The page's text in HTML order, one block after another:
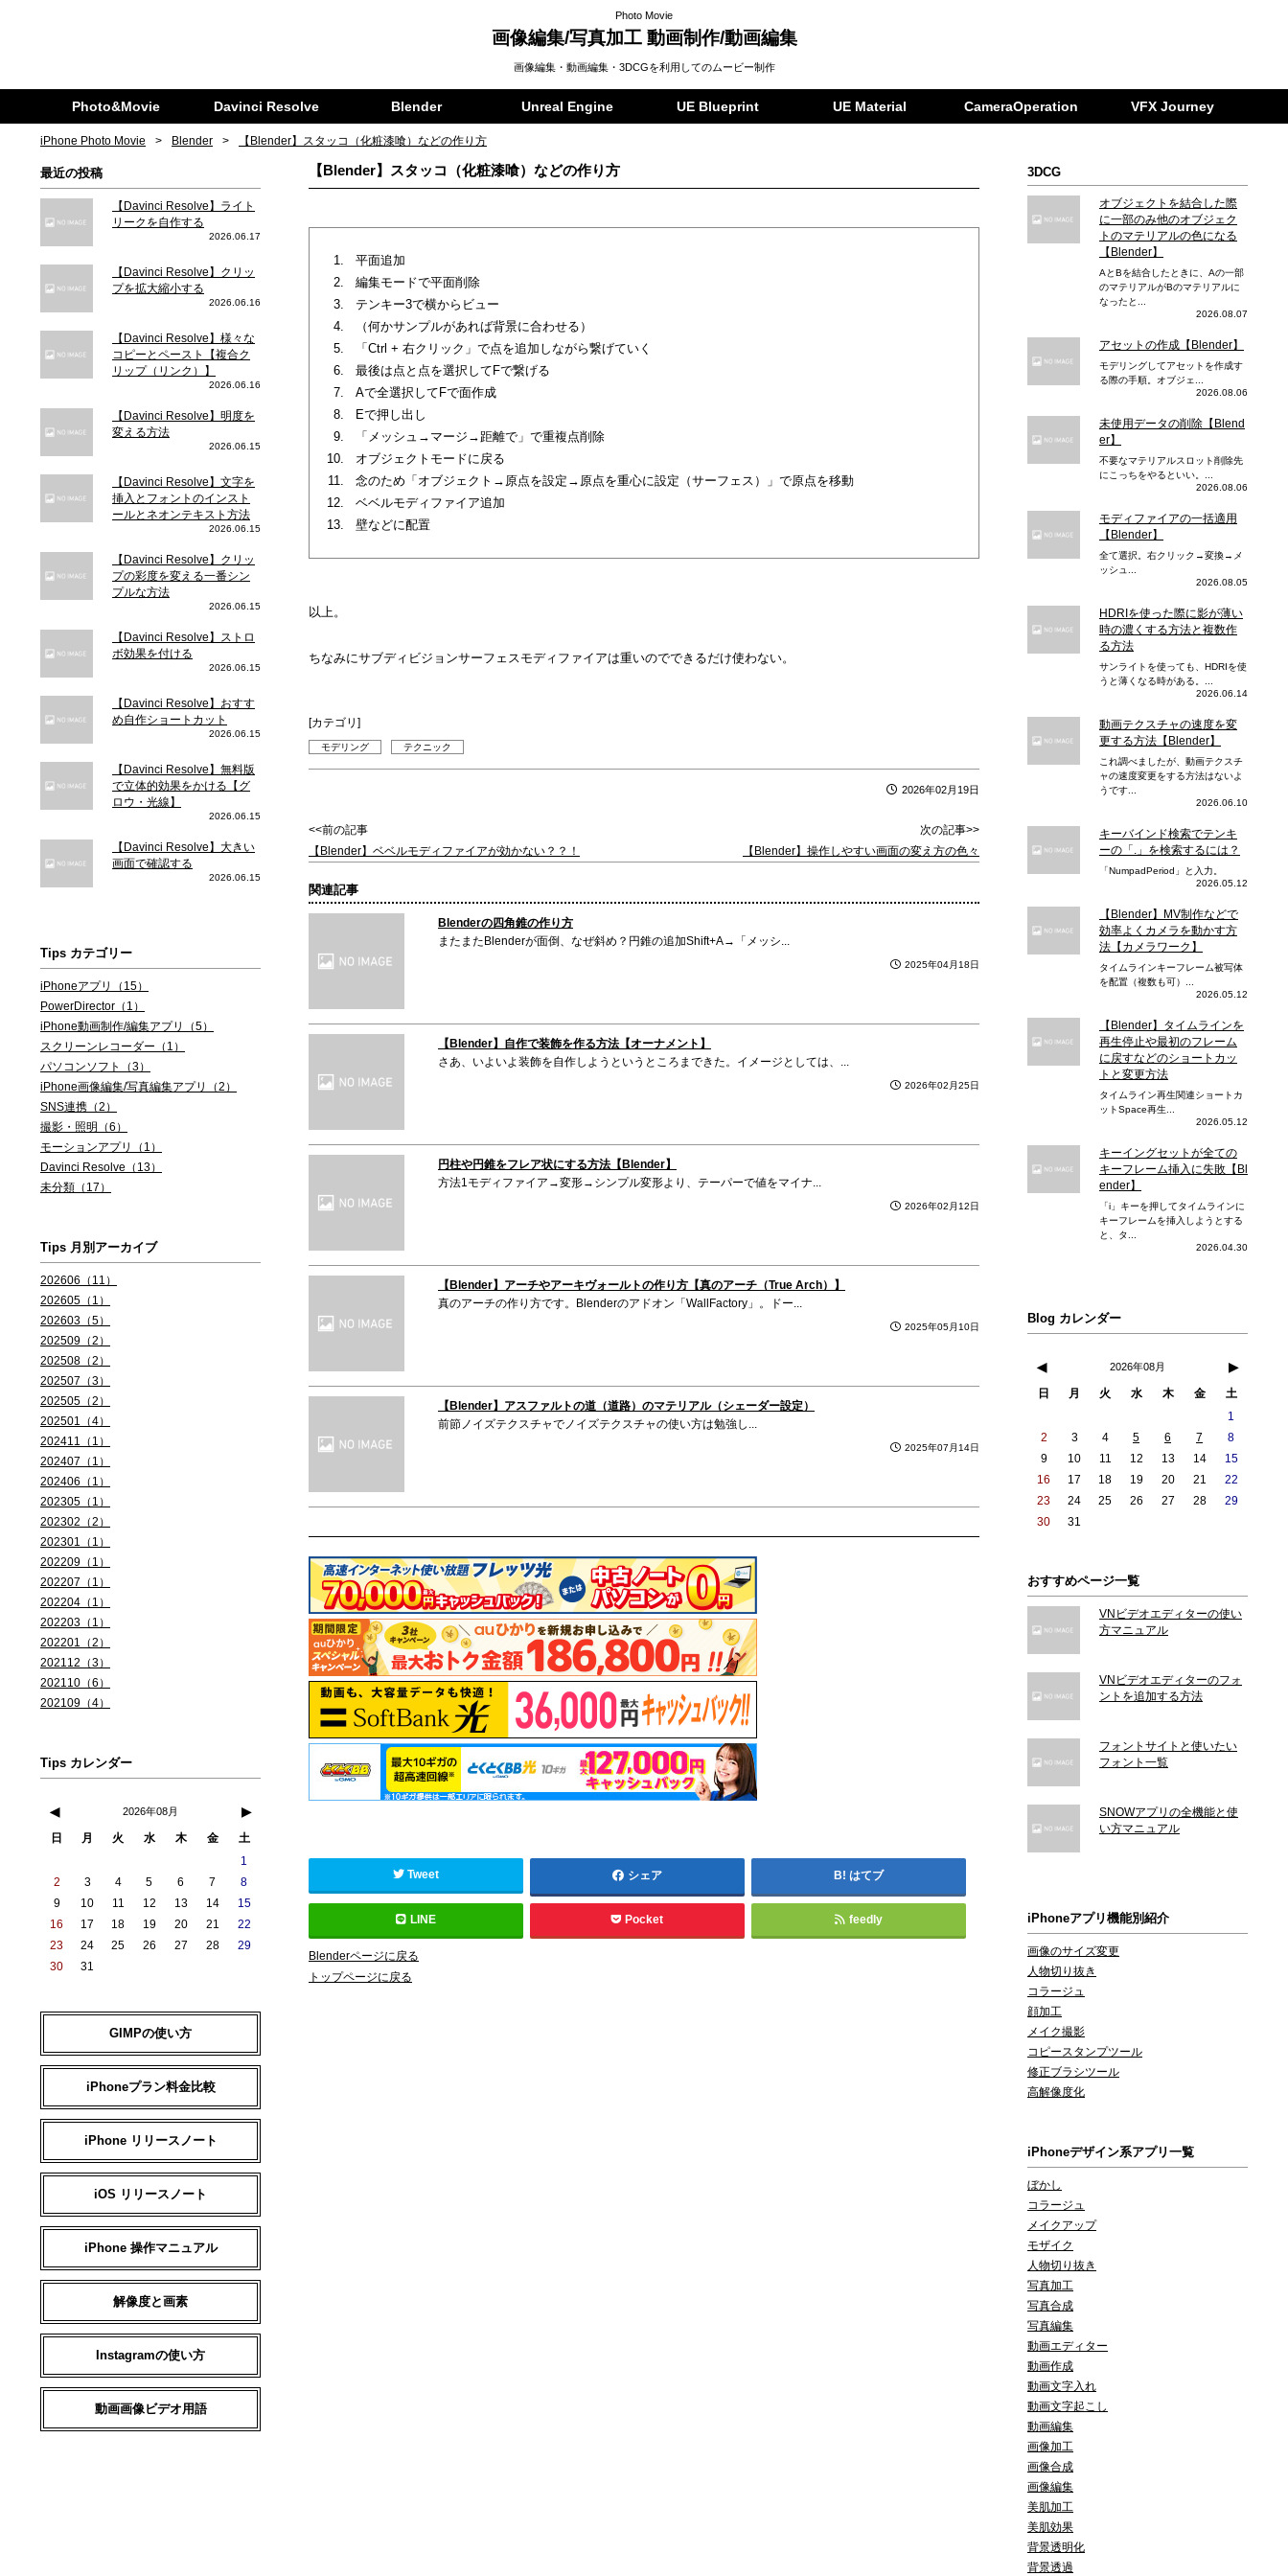
Photo Movie
画像編集/写真加工 動画制作/動画編集
画像編集・動画編集・3DCGを利用してのムービー制作
Photo&Movie Davinci Resolve Blender Unreal Engine UE Blueprint UE Material CameraOperation VFX Journey
iPhone Photo Movie Blender 【Blender】スタッコ（化粧漆喰）などの作り方
【Blender】スタッコ（化粧漆喰）などの作り方
平面追加
編集モードで平面削除
テンキー3で横からビュー
（何かサンプルがあれば背景に合わせる）
「Ctrl + 右クリック」で点を追加しながら繋げていく
最後は点と点を選択してFで繋げる
Aで全選択してFで面作成
Eで押し出し
「メッシュ→マージ→距離で」で重複点削除
オブジェクトモードに戻る
念のため「オブジェクト→原点を設定→原点を重心に設定（サーフェス）」で原点を移動
ベベルモディファイア追加
壁などに配置
以上。
ちなみにサブディビジョンサーフェスモディファイアは重いのでできるだけ使わない。
[カテゴリ]
モデリング テクニック
2026年02月19日
<<前の記事
【Blender】ベベルモディファイアが効かない？？！
次の記事>>
【Blender】操作しやすい画面の変え方の色々
関連記事
Blenderの四角錐の作り方
またまたBlenderが面倒、なぜ斜め？円錐の追加Shift+A→「メッシ...
2025年04月18日
【Blender】自作で装飾を作る方法【オーナメント】
さあ、いよいよ装飾を自作しようというところまできた。イメージとしては、...
2026年02月25日
円柱や円錐をフレア状にする方法【Blender】
方法1モディファイア→変形→シンプル変形より、テーパーで値をマイナ...
2026年02月12日
【Blender】アーチやアーキヴォールトの作り方【真のアーチ（True Arch）】
真のアーチの作り方です。Blenderのアドオン「WallFactory」。ドー...
2025年05月10日
【Blender】アスファルトの道（道路）のマテリアル（シェーダー設定）
前節ノイズテクスチャでノイズテクスチャの使い方は勉強し...
2025年07月14日
Tweet シェア はてブ
LINE Pocket feedly
Blenderページに戻る
トップページに戻る
最近の投稿
【Davinci Resolve】ライト
リークを自作する
2026.06.17
【Davinci Resolve】クリッ
プを拡大縮小する
2026.06.16
【Davinci Resolve】様々な
コピーとペースト【複合ク
リップ（リンク）】
2026.06.16
【Davinci Resolve】明度を
変える方法
2026.06.15
【Davinci Resolve】文字を
挿入とフォントのインスト
ールとネオンテキスト方法
2026.06.15
【Davinci Resolve】クリッ
プの彩度を変える一番シン
プルな方法
2026.06.15
【Davinci Resolve】ストロ
ボ効果を付ける
2026.06.15
【Davinci Resolve】おすす
め自作ショートカット
2026.06.15
【Davinci Resolve】無料版
で立体的効果をかける【グ
ロウ・光線】
2026.06.15
【Davinci Resolve】大きい
画面で確認する
2026.06.15
Tips カテゴリー
iPhoneアプリ（15）
PowerDirector（1）
iPhone動画制作/編集アプリ（5）
スクリーンレコーダー（1）
パソコンソフト（3）
iPhone画像編集/写真編集アプリ（2）
SNS連携（2）
撮影・照明（6）
モーションアプリ（1）
Davinci Resolve（13）
未分類（17）
Tips 月別アーカイブ
202606（11）
202605（1）
202603（5）
202509（2）
202508（2）
202507（3）
202505（2）
202501（4）
202411（1）
202407（1）
202406（1）
202305（1）
202302（2）
202301（1）
202209（1）
202207（1）
202204（1）
202203（1）
202201（2）
202112（3）
202110（6）
202109（4）
Tips カレンダー
2026年08月
◀ ▶
日 月 火 水 木 金
土
1
2
3 4 5 6 7
8
9
10 11 12 13 14
15
16
17 18 19 20 21
22
23
24 25 26 27 28
29
30
31
GIMPの使い方
iPhoneプラン料金比較
iPhone リリースノート
iOS リリースノート
iPhone 操作マニュアル
解像度と画素
Instagramの使い方
動画画像ビデオ用語
3DCG
オブジェクトを結合した際
に一部のみ他のオブジェク
トのマテリアルの色になる
【Blender】
AとBを結合したときに、Aの一部
のマテリアルがBのマテリアルに
なったと...
2026.08.07
アセットの作成【Blender】
モデリングしてアセットを作成す
る際の手順。オブジェ...
2026.08.06
未使用データの削除【Blend
er】
不要なマテリアルスロット削除先
にこっちをやるといい。...
2026.08.06
モディファイアの一括適用
【Blender】
全て選択。右クリック→変換→メ
ッシュ...
2026.08.05
HDRIを使った際に影が薄い
時の濃くする方法と複数作
る方法
サンライトを使っても、HDRIを使
うと薄くなる時がある。...
2026.06.14
動画テクスチャの速度を変
更する方法【Blender】
これ調べましたが、動画テクスチ
ャの速度変更をする方法はないよ
うです...
2026.06.10
キーバインド検索でテンキ
ーの「.」を検索するには？
「NumpadPeriod」と入力。
2026.05.12
【Blender】MV制作などで
効率よくカメラを動かす方
法【カメラワーク】
タイムラインキーフレーム被写体
を配置（複数も可）...
2026.05.12
【Blender】タイムラインを
再生停止や最初のフレーム
に戻すなどのショートカッ
トと変更方法
タイムライン再生関連ショートカ
ットSpace再生...
2026.05.12
キーイングセットが全ての
キーフレーム挿入に失敗【Bl
ender】
「i」キーを押してタイムラインに
キーフレームを挿入しようとする
と、タ...
2026.04.30
Blog カレンダー
2026年08月
◀ ▶
日 月 火 水 木 金
土
1
2
3 4 5 6 7
8
9
10 11 12 13 14
15
16
17 18 19 20 21
22
23
24 25 26 27 28
29
30
31
おすすめページ一覧
VNビデオエディターの使い
方マニュアル
VNビデオエディターのフォ
ントを追加する方法
フォントサイトと使いたい
フォント一覧
SNOWアプリの全機能と使
い方マニュアル
iPhoneアプリ機能別紹介
画像のサイズ変更
人物切り抜き
コラージュ
顔加工
メイク撮影
コピースタンプツール
修正ブラシツール
高解像度化
iPhoneデザイン系アプリ一覧
ぼかし
コラージュ
メイクアップ
モザイク
人物切り抜き
写真加工
写真合成
写真編集
動画エディター
動画作成
動画文字入れ
動画文字起こし
動画編集
画像加工
画像合成
画像編集
美肌加工
美肌効果
背景透明化
背景透過